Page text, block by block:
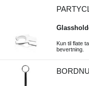
Kun til flate
bevertning.